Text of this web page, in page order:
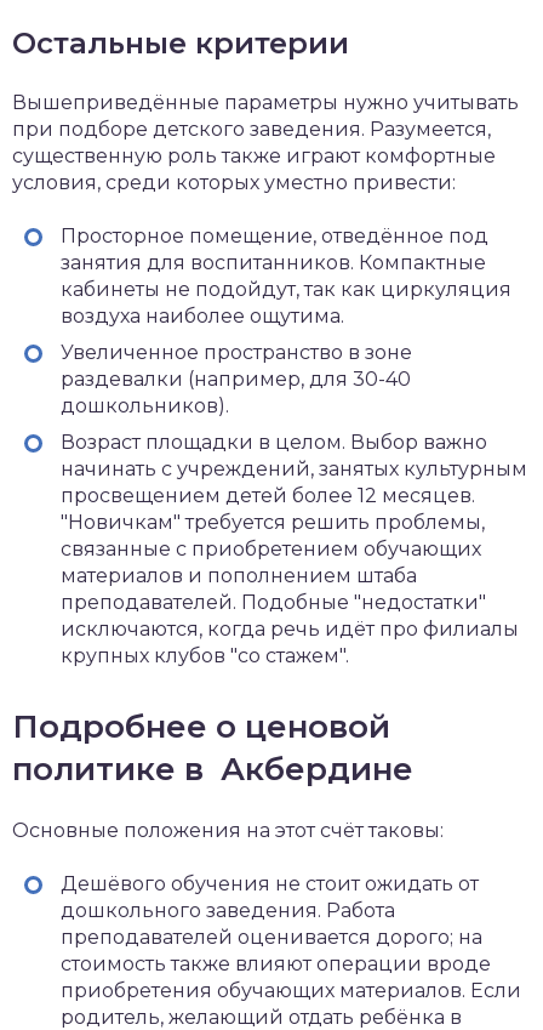
Остальные критерии
Вышеприведённые параметры нужно учитывать
при подборе детского заведения. Разумеется,
существенную роль также играют комфортные
условия, среди которых уместно привести:
Просторное помещение, отведённое под
занятия для воспитанников. Компактные
кабинеты не подойдут, так как циркуляция
воздуха наиболее ощутима.
Увеличенное пространство в зоне
раздевалки (например, для 30-40
дошкольников).
Возраст площадки в целом. Выбор важно
начинать с учреждений, занятых культурным
просвещением детей более 12 месяцев.
"Новичкам" требуется решить проблемы,
связанные с приобретением обучающих
материалов и пополнением штаба
преподавателей. Подобные "недостатки"
исключаются, когда речь идёт про филиалы
крупных клубов "со стажем".
Подробнее о ценовой
политике в Акбердине
Основные положения на этот счёт таковы:
Дешёвого обучения не стоит ожидать от
дошкольного заведения. Работа
преподавателей оценивается дорого; на
стоимость также влияют операции вроде
приобретения обучающих материалов. Если
родитель, желающий отдать ребёнка в